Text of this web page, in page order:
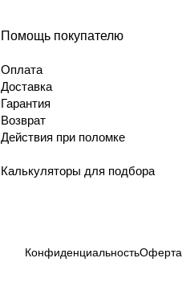
Помощь покупателю
Оплата
Доставка
Гарантия
Возврат
Действия при поломке
Калькуляторы для подбора
КонфиденциальностьОферта